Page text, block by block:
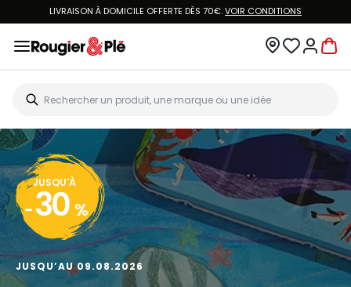
LIVRAISON À DOMICILE OFFERTE DÈS 70€.VOIR CONDITIONS
JUSQU'À
- 30 %
JUSQU’AU 09.08.2026